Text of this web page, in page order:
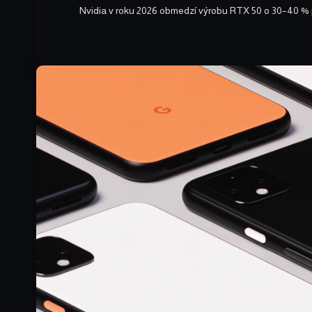
Nvidia v roku 2026 obmedzí výrobu RTX 50 o 30–40 %